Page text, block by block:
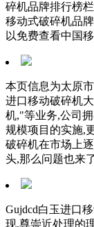
碎机品牌排行榜
移动式破碎机品
以免费查看中国
本页信息为太原
进口移动破碎机
机,"等业务,公司
规模项目的实施,
破碎机在市场上
头,那么问题也来
Gujdcd白玉进口
现,尊崇近处理的